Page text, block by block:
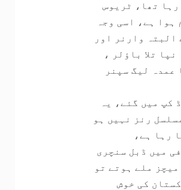
تھا، ٹریوس
ہے، اسی وجہ
وارنر اور
تلا باﺅلر ،
لیگ سپنر
میں گئے، یہ
رنز نہیں ہو
رہا ہے،
میں ڈبل سنچری
ملے ہوتے تو
کی خوش